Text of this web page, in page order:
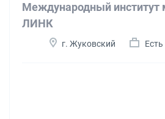
Международный
ЛИНК
г. Жуковский